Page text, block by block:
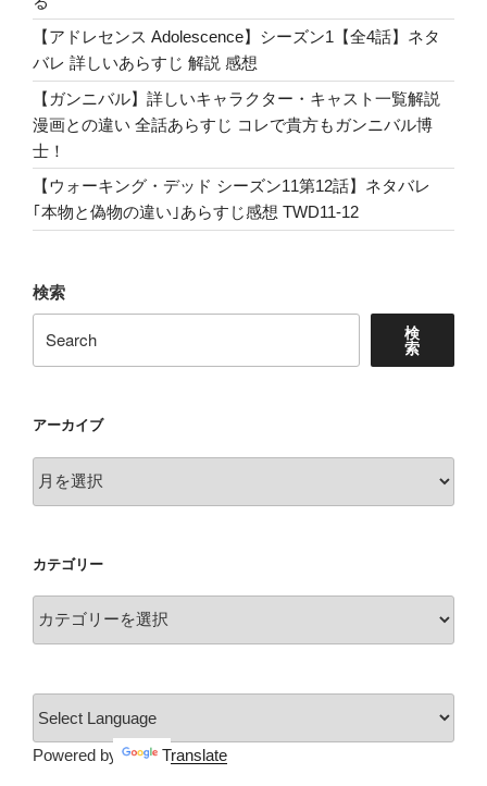
【アドレセンス Adolescence】シーズン1【全4話】ネタ
バレ 詳しいあらすじ 解説 感想
【ガンニバル】詳しいキャラクター・キャスト一覧解説
漫画との違い 全話あらすじ コレで貴方もガンニバル博
士！
【ウォーキング・デッド シーズン11第12話】ネタバレ
｢本物と偽物の違い｣あらすじ感想 TWD11-12
検索
検
索
アーカイブ
ー
ブ
カテゴリー
テ
ー
Powered by Translate